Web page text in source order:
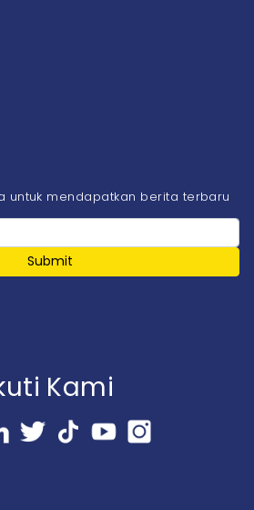
untuk mendapatkan berita terbaru
Submit
Kami